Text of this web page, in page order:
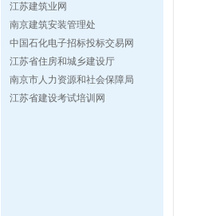
江苏建筑业网
南京建筑安装管理处
中国石化电子招标投标交易网
江苏省住房和城乡建设厅
南京市人力资源和社会保障局
江苏省建设考试培训网